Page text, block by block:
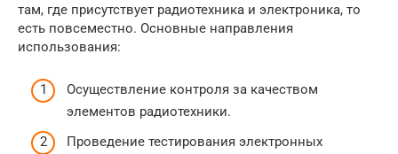
там, где присутствует радиотехника и электроника, то
есть повсеместно. Основные направления
использования:
Осуществление контроля за качеством
элементов радиотехники.
Проведение тестирования электронных